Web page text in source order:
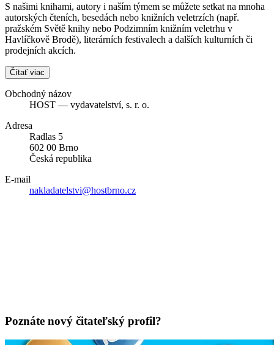
S našimi knihami, autory i naším týmem se můžete setkat na mnoha
autorských čteních, besedách nebo knižních veletrzích (např.
pražském Světě knihy nebo Podzimním knižním veletrhu v
Havlíčkově Brodě), literárních festivalech a dalších kulturních či
prodejních akcích.
Čítať viac
Obchodný názov
HOST — vydavatelství, s. r. o.
Adresa
Radlas 5
602 00 Brno
Česká republika
E-mail
nakladatelstvi@hostbrno.cz
Poznáte nový čitateľský profil?